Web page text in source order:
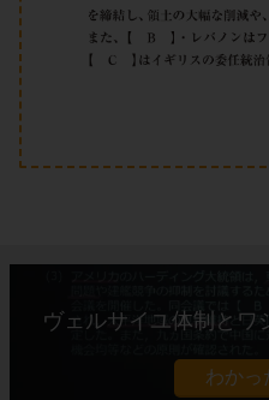
ヴェルサイユ体制とワ